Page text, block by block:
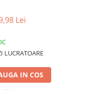
Lei
LUCRATOARE
IN COS